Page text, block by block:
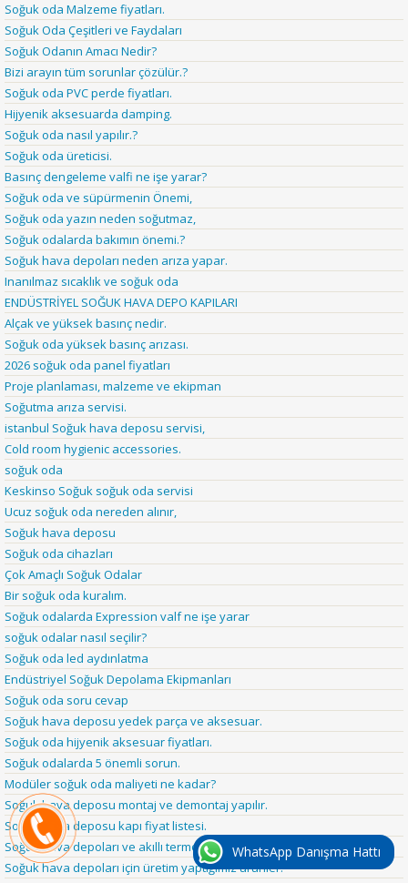
Soğuk oda Malzeme fiyatları.
Soğuk Oda Çeşitleri ve Faydaları
Soğuk Odanın Amacı Nedir?
Bizi arayın tüm sorunlar çözülür.?
Soğuk oda PVC perde fiyatları.
Hijyenik aksesuarda damping.
Soğuk oda nasıl yapılır.?
Soğuk oda üreticisi.
Basınç dengeleme valfi ne işe yarar?
Soğuk oda ve süpürmenin Önemi,
Soğuk oda yazın neden soğutmaz,
Soğuk odalarda bakımın önemi.?
Soğuk hava depoları neden arıza yapar.
Inanılmaz sıcaklık ve soğuk oda
ENDÜSTRİYEL SOĞUK HAVA DEPO KAPILARI
Alçak ve yüksek basınç nedir.
Soğuk oda yüksek basınç arızası.
2026 soğuk oda panel fiyatları
Proje planlaması, malzeme ve ekipman
Soğutma arıza servisi.
istanbul Soğuk hava deposu servisi,
Cold room hygienic accessories.
soğuk oda
Keskinso Soğuk soğuk oda servisi
Ucuz soğuk oda nereden alınır,
Soğuk hava deposu
Soğuk oda cihazları
Çok Amaçlı Soğuk Odalar
Bir soğuk oda kuralım.
Soğuk odalarda Expression valf ne işe yarar
soğuk odalar nasıl seçilir?
Soğuk oda led aydınlatma
Endüstriyel Soğuk Depolama Ekipmanları
Soğuk oda soru cevap
Soğuk hava deposu yedek parça ve aksesuar.
Soğuk oda hijyenik aksesuar fiyatları.
Soğuk odalarda 5 önemli sorun.
Modüler soğuk oda maliyeti ne kadar?
Soğuk hava deposu montaj ve demontaj yapılır.
Soğuk hava deposu kapı fiyat listesi.
Soğuk hava depoları ve akıllı termostatlar.
Soğuk hava depoları için üretim yaptığımız ürünler.
WhatsApp Danışma Hattı